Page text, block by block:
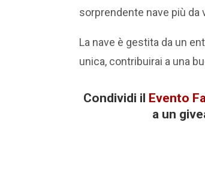
sorprendente nave più da
La nave è gestita da un
unica, contribuirai a una
Condividi il Evento
a un